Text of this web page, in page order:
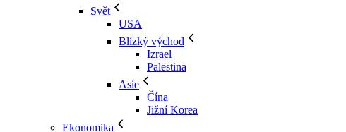
Svět
USA
Blízký východ
Izrael
Palestina
Asie
Čína
Jižní Korea
Ekonomika